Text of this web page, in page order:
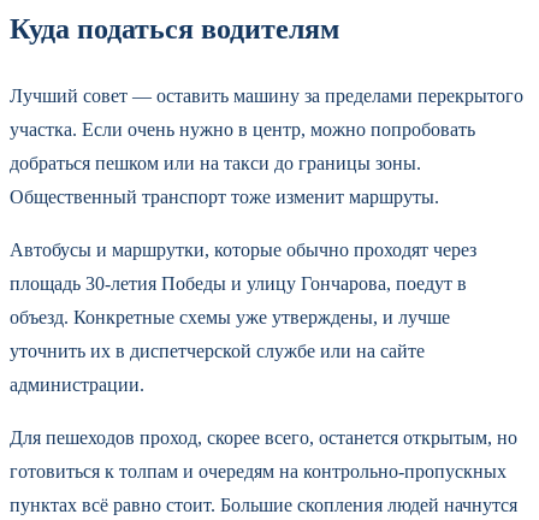
Куда податься водителям
Лучший совет — оставить машину за пределами перекрытого
участка. Если очень нужно в центр, можно попробовать
добраться пешком или на такси до границы зоны.
Общественный транспорт тоже изменит маршруты.
Автобусы и маршрутки, которые обычно проходят через
площадь 30-летия Победы и улицу Гончарова, поедут в
объезд. Конкретные схемы уже утверждены, и лучше
уточнить их в диспетчерской службе или на сайте
администрации.
Для пешеходов проход, скорее всего, останется открытым, но
готовиться к толпам и очередям на контрольно-пропускных
пунктах всё равно стоит. Большие скопления людей начнутся